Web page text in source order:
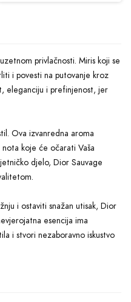
privlačnosti. Miris koji se
i povesti na putovanje kroz
eleganciju i prefinjenost, jer
Ova izvanredna aroma
koje će očarati Vaša
djelo, Dior Sauvage
i ostaviti snažan utisak, Dior
esencija ima
i stvori nezaboravno iskustvo
ne pravi kompromise. Sve